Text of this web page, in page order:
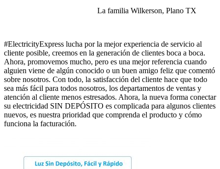
La familia Wilkerson, Plano TX
#ElectricityExpress lucha por la mejor experiencia de servicio al
cliente posible, creemos en la generación de clientes boca a boca.
Ahora, promovemos mucho, pero es una mejor referencia cuando
alguien viene de algún conocido o un buen amigo feliz que comentó
sobre nosotros. Con todo, la satisfacción del cliente hace que todo
sea más fácil para todos nosotros, los departamentos de ventas y
atención al cliente menos estresados. Ahora, la nueva forma conectar
su electricidad SIN DEPÓSITO es complicada para algunos clientes
nuevos, es nuestra prioridad que comprenda el producto y cómo
funciona la facturación.